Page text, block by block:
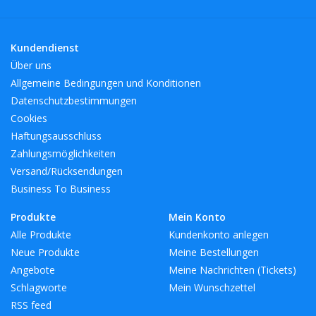
wunderbare Auswahl an Produkten für jeden Stil.
BreiteMM: 67
DurchmesserMM: 67
HöheMM: 185
LängeMM: 67
Kundendienst
Über uns
Allgemeine Bedingungen und Konditionen
Datenschutzbestimmungen
Cookies
Haftungsausschluss
Zahlungsmöglichkeiten
Versand/Rücksendungen
Business To Business
Produkte
Alle Produkte
Neue Produkte
Angebote
Schlagworte
RSS feed
Mein Konto
Kundenkonto anlegen
Meine Bestellungen
Meine Nachrichten (Tickets)
Mein Wunschzettel